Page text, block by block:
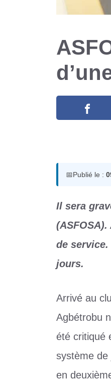
📅Publié le :
Il sera
de
jours.
Arrivé au
Agbétrobu
été critiqué
système
en